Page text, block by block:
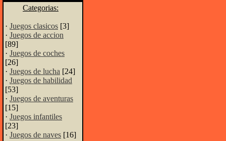
Categorias:
· Juegos clasicos [3]
· Juegos de accion
[89]
· Juegos de coches
[26]
· Juegos de lucha [24]
· Juegos de habilidad
[53]
· Juegos de aventuras
[15]
· Juegos infantiles
[23]
· Juegos de naves [16]